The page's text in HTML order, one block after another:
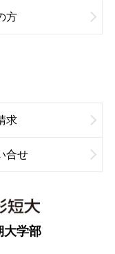
方
求
合せ
大学部